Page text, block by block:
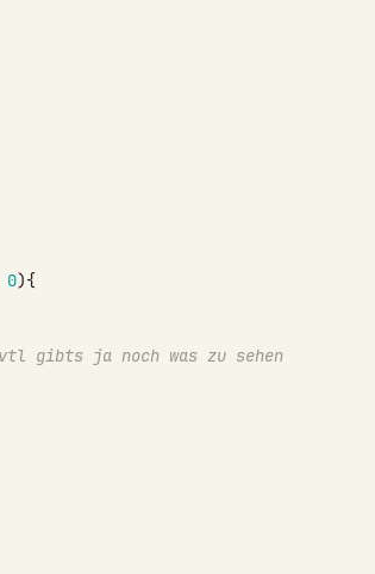
0){
gibts ja noch was zu sehen